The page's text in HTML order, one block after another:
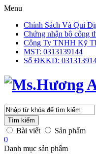
Menu
Chính Sách Và Qui
Chứng nhận bộ công
Công Ty TNHH Kỹ
MST: 0313139144
Số ĐKKD:
Tìm kiếm
Bài viết
Sản phẩm
0
Danh mục sản phẩm